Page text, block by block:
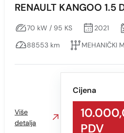
RENAULT KANGOO 1.5
70 kW / 95 KS 2021
88553 km
MEHANIČKI
Cijena
PDV
Više
detalja